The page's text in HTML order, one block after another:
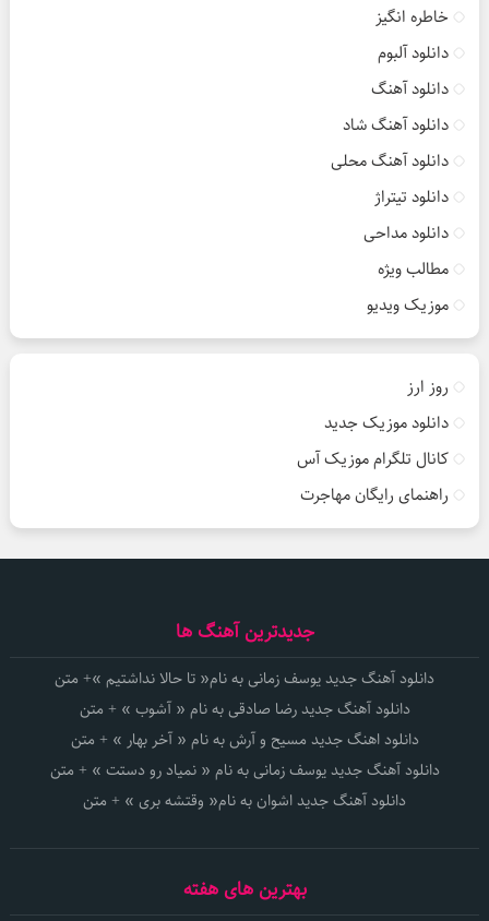
خاطره انگیز
دانلود آلبوم
دانلود آهنگ
دانلود آهنگ شاد
دانلود آهنگ محلی
دانلود تیتراژ
دانلود مداحی
مطالب ویژه
موزیک ویدیو
روز ارز
دانلود موزیک جدید
کانال تلگرام موزیک آس
راهنمای رایگان مهاجرت
جدیدترین آهنگ ها
دانلود آهنگ جدید یوسف زمانی به نام« تا حالا نداشتیم »+ متن
دانلود آهنگ جدید رضا صادقی به نام « آشوب » + متن
دانلود اهنگ جدید مسیح و آرش به نام « آخر بهار » + متن
دانلود آهنگ جدید یوسف زمانی به نام « نمیاد رو دستت » + متن
دانلود آهنگ جدید اشوان به نام« وقتشه بری » + متن
بهترین های هفته